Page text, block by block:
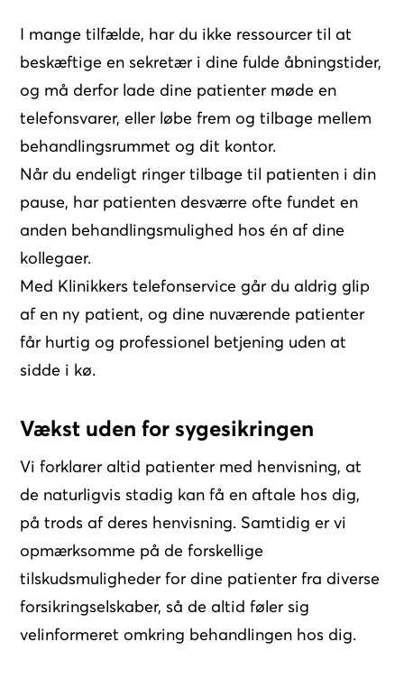
I mange tilfælde, har du ikke ressourcer til at
beskæftige en sekretær i dine fulde åbningstider,
og må derfor lade dine patienter møde en
telefonsvarer, eller løbe frem og tilbage mellem
behandlingsrummet og dit kontor.
Når du endeligt ringer tilbage til patienten i din
pause, har patienten desværre ofte fundet en
anden behandlingsmulighed hos én af dine
kollegaer.
Med Klinikkers telefonservice går du aldrig glip
af en ny patient, og dine nuværende patienter
får hurtig og professionel betjening uden at
sidde i kø.
Vækst uden for sygesikringen
Vi forklarer altid patienter med henvisning, at
de naturligvis stadig kan få en aftale hos dig,
på trods af deres henvisning. Samtidig er vi
opmærksomme på de forskellige
tilskudsmuligheder for dine patienter fra diverse
forsikringselskaber, så de altid føler sig
velinformeret omkring behandlingen hos dig.